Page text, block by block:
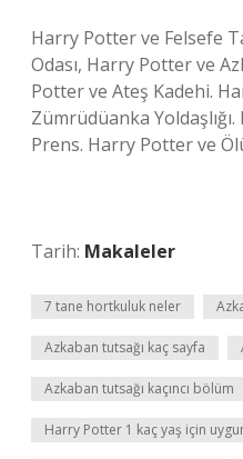
Harry Potter ve Felsefe
Odası, Harry Potter ve
Potter ve Ateş Kadehi.
Zümrüdüanka
Prens. Harry Potter ve
Tarih: Makaleler
7 tane hortkuluk neler
Azkaban tutsağı kaç sayfa
Azkaban tutsağı kaçıncı bölüm
Harry Potter 1 kaç yaş için